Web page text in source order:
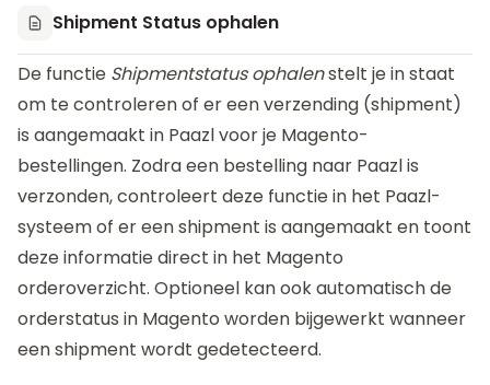
Shipment Status ophalen
De functie Shipmentstatus ophalenstelt je in staat
om te controleren of er een verzending (shipment)
is aangemaakt in Paazl voor je Magento-
bestellingen. Zodra een bestelling naar Paazl is
verzonden, controleert deze functie in het Paazl-
systeem of er een shipment is aangemaakt en toont
deze informatie direct in het Magento
orderoverzicht. Optioneel kan ook automatisch de
orderstatus in Magento worden bijgewerkt wanneer
een shipment wordt gedetecteerd.